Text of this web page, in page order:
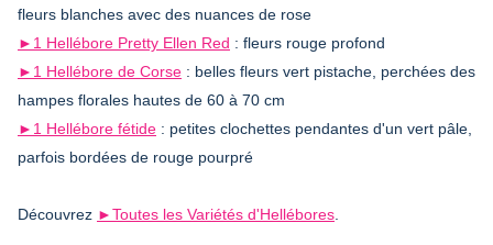
fleurs blanches avec des nuances de rose
►1 Hellébore Pretty Ellen Red : fleurs rouge profond
►1 Hellébore de Corse : belles fleurs vert pistache, perchées des
hampes florales hautes de 60 à 70 cm
►1 Hellébore fétide : petites clochettes pendantes d'un vert pâle,
parfois bordées de rouge pourpré
Découvrez ►Toutes les Variétés d'Hellébores